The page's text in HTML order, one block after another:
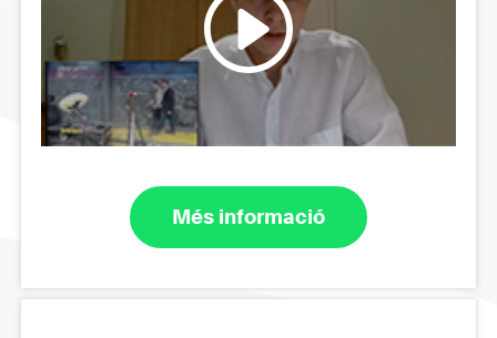
Més informació